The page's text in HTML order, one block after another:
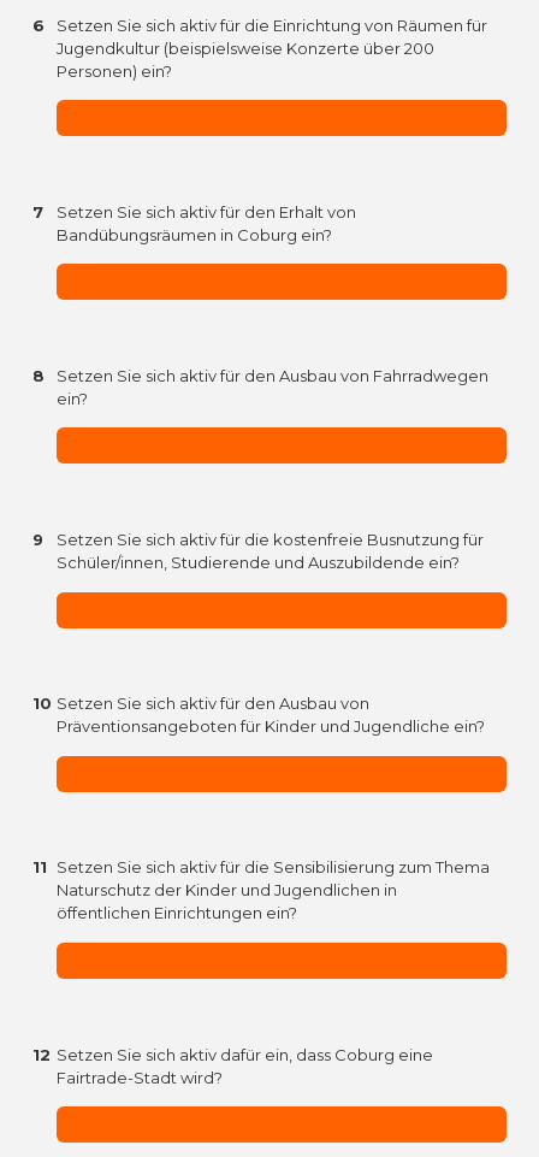
6
Setzen Sie sich aktiv für die Einrichtung von Räumen für
Jugendkultur (beispielsweise Konzerte über 200
Personen) ein?
7
Setzen Sie sich aktiv für den Erhalt von
Bandübungsräumen in Coburg ein?
8
Setzen Sie sich aktiv für den Ausbau von Fahrradwegen
ein?
9
Setzen Sie sich aktiv für die kostenfreie Busnutzung für
Schüler/innen, Studierende und Auszubildende ein?
10 Setzen Sie sich aktiv für den Ausbau von
Präventionsangeboten für Kinder und Jugendliche ein?
11
Setzen Sie sich aktiv für die Sensibilisierung zum Thema
Naturschutz der Kinder und Jugendlichen in
öffentlichen Einrichtungen ein?
12 Setzen Sie sich aktiv dafür ein, dass Coburg eine
Fairtrade-Stadt wird?